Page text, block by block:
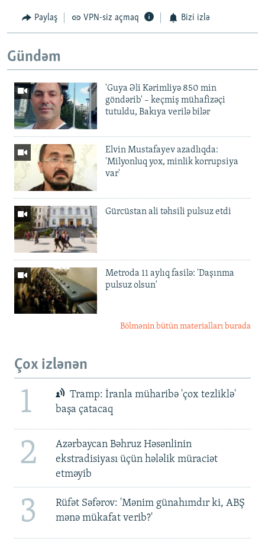
Paylaş VPN-siz açmaq Bizi izlə
Gündəm
'Guya Əli Kərimliyə 850 min
göndərib' – keçmiş mühafizəçi
tutuldu, Bakıya verilə bilər
Elvin Mustafayev azadlıqda:
'Milyonluq yox, minlik korrupsiya
var'
Gürcüstan ali təhsili pulsuz etdi
Metroda 11 aylıq fasilə: 'Daşınma
pulsuz olsun'
Bölmənin bütün materialları burada
Çox izlənən
1
Tramp: İranla müharibə 'çox tezliklə'
başa çatacaq
2
Azərbaycan Bəhruz Həsənlinin
ekstradisiyası üçün hələlik müraciət
etməyib
3
Rüfət Səfərov: 'Mənim günahımdır ki, ABŞ
mənə mükafat verib?'